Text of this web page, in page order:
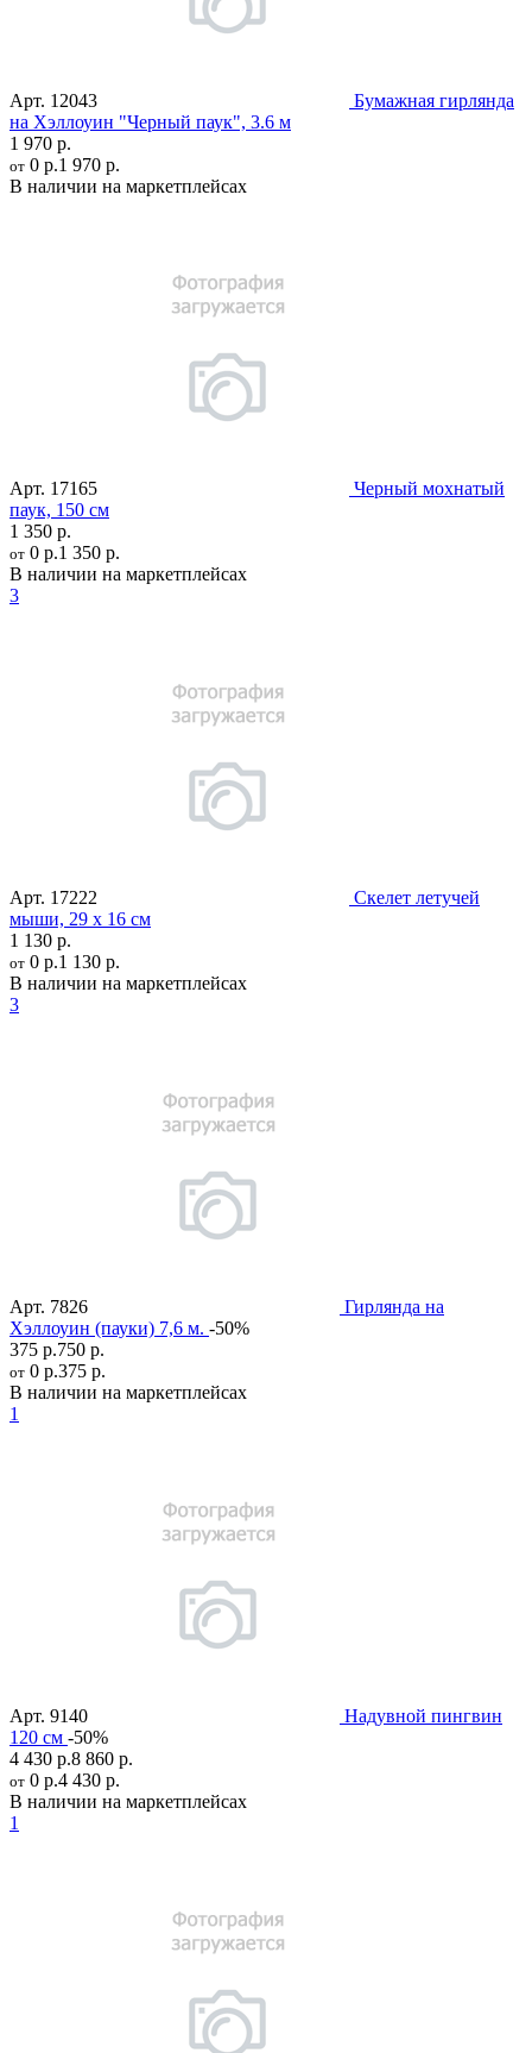
Арт. 12043
Бумажная гирлянда
на Хэллоуин "Черный паук", 3.6 м
1 970 р.
от 0 р.1 970 р.
В наличии на маркетплейсах
Арт. 17165
Черный мохнатый
паук, 150 см
1 350 р.
от 0 р.1 350 р.
В наличии на маркетплейсах
3
Арт. 17222
Скелет летучей
мыши, 29 х 16 см
1 130 р.
от 0 р.1 130 р.
В наличии на маркетплейсах
3
Арт. 7826
Гирлянда на
Хэллоуин (пауки) 7,6 м. -50%
375 р.750 р.
от 0 р.375 р.
В наличии на маркетплейсах
1
Арт. 9140
Надувной пингвин
120 см -50%
4 430 р.8 860 р.
от 0 р.4 430 р.
В наличии на маркетплейсах
1